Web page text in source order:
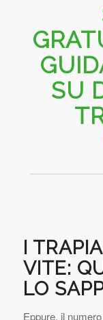
SU
I
VITE:
LO
Eppure, il